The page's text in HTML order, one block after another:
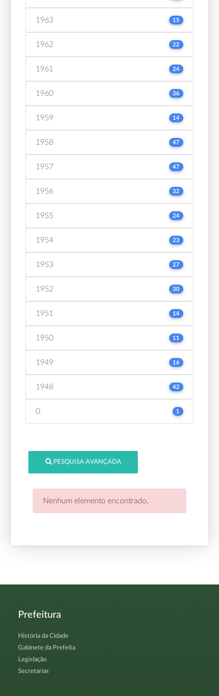
1963 15
1962 22
1961 24
1960 36
1959 14
1958 47
1957 47
1956 32
1955 24
1954 23
1953 27
1952 30
1951 14
1950 11
1949 16
1948 42
0 1
PESQUISA AVANÇADA
Nenhum elemento encontrado.
Prefeitura
História da Cidade
Gabinete da Prefeita
Legislação
Secretarias